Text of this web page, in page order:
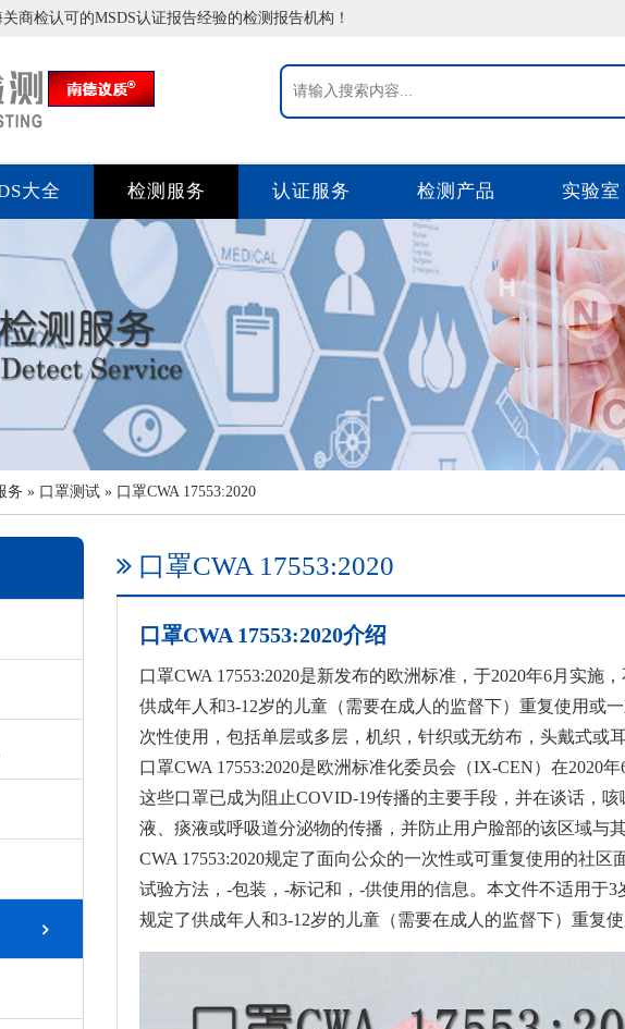
商检认可的MSDS认证报告经验的检测报告机构！
大全 检测服务 认证服务 检测产品 实验室
务 » 口罩测试 » 口罩CWA 17553:2020
口罩CWA 17553:2020
口罩CWA 17553:2020介绍
口罩CWA 17553:2020是新发布的欧洲标准，于2020年6月实施
供成年人和3-12岁的儿童（需要在成人的监督下）重复使用或
次性使用，包括单层或多层，机织，针织或无纺布，头戴式或
口罩CWA 17553:2020是欧洲标准化委员会（IX-CEN）在2020
这些口罩已成为阻止COVID-19传播的主要手段，并在谈话，
液、痰液或呼吸道分泌物的传播，并防止用户脸部的该区域与其
CWA 17553:2020规定了面向公众的一次性或可重复使用的社
试验方法，-包装，-标记和，-供使用的信息。本文件不适用于
规定了供成年人和3-12岁的儿童（需要在成人的监督下）重复